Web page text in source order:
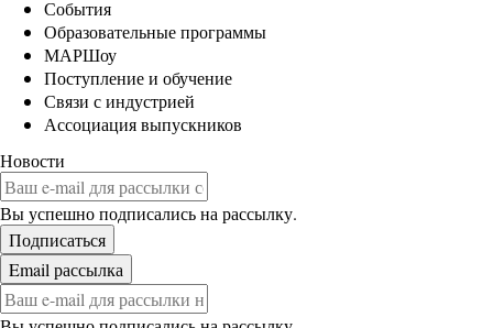
События
Образовательные программы
МАРШоу
Поступление и обучение
Связи с индустрией
Ассоциация выпускников
Новости
Вы успешно подписались на рассылку.